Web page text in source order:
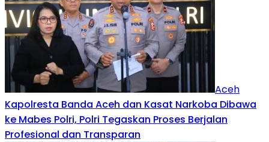
Aceh
Kapolresta Banda Aceh dan Kasat Narkoba Dibawa
ke Mabes Polri, Polri Tegaskan Proses Berjalan
Profesional dan Transparan